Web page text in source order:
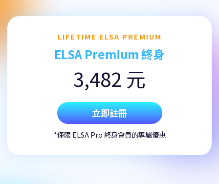
LIFETIME ELSA PREMIUM
ELSA Premium 終身
3,482 元
立即註冊
*僅限 ELSA Pro 終身會員的專屬優惠